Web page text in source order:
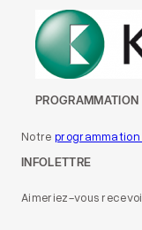
PROGRAMMATION
Notre programmation
INFOLETTRE
Aimeriez-vous